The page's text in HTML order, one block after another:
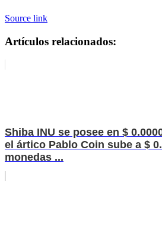
Source link
Artículos relacionados:
Shiba INU se posee en $
el ártico Pablo Coin sube a $
monedas ...